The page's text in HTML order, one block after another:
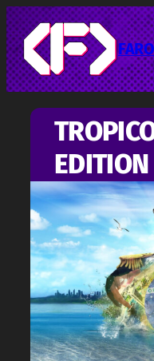
Pular
para
o
conteúdo
EDITION